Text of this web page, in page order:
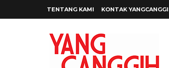
TENTANG KAMI KONTAK